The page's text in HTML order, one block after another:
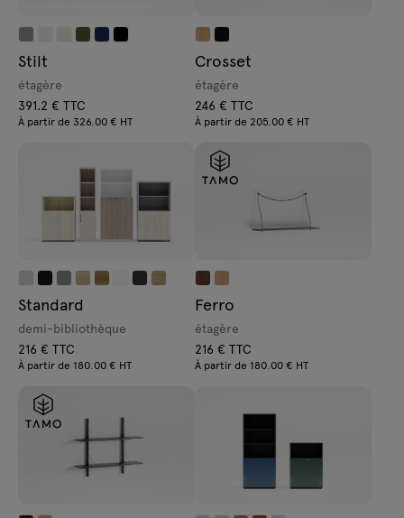
Stilt
étagère
391.2 € TTC
À partir de 326.00 € HT
Crosset
étagère
246 € TTC
À partir de 205.00 € HT
Standard
demi-bibliothèque
216 € TTC
À partir de 180.00 € HT
Ferro
étagère
216 € TTC
À partir de 180.00 € HT